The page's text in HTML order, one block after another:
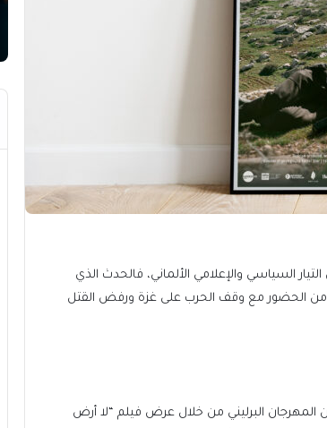
السياسي والإعلامي الألماني، فالحدث الذي
من الحضور مع وقف الحرب على غزة ورفض القتل
أبرز لحظات الدعم للشعب الفلسطيني في فعاليات الدورة الـ74 من المهرجان البرليني من خلال عرض فيلم “لا أرض